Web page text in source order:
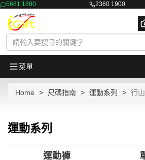
5661 1880 2360 1900
菜單
Home 尺碼指南 運動系列 行
運動系列
運動褲